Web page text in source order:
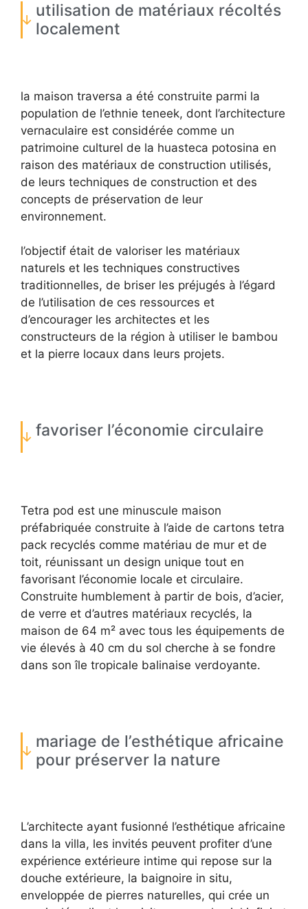
utilisation de matériaux récoltés
localement
la maison traversa a été construite parmi la
population de l’ethnie teneek, dont l’architecture
vernaculaire est considérée comme un
patrimoine culturel de la huasteca potosina en
raison des matériaux de construction utilisés,
de leurs techniques de construction et des
concepts de préservation de leur
environnement.
l’objectif était de valoriser les matériaux
naturels et les techniques constructives
traditionnelles, de briser les préjugés à l’égard
de l’utilisation de ces ressources et
d’encourager les architectes et les
constructeurs de la région à utiliser le bambou
et la pierre locaux dans leurs projets.
favoriser l’économie circulaire
Tetra pod est une minuscule maison
préfabriquée construite à l’aide de cartons tetra
pack recyclés comme matériau de mur et de
toit, réunissant un design unique tout en
favorisant l’économie locale et circulaire.
Construite humblement à partir de bois, d’acier,
de verre et d’autres matériaux recyclés, la
maison de 64 m² avec tous les équipements de
vie élevés à 40 cm du sol cherche à se fondre
dans son île tropicale balinaise verdoyante.
mariage de l’esthétique africaine
pour préserver la nature
L’architecte ayant fusionné l’esthétique africaine
dans la villa, les invités peuvent profiter d’une
expérience extérieure intime qui repose sur la
douche extérieure, la baignoire in situ,
enveloppée de pierres naturelles, qui crée un